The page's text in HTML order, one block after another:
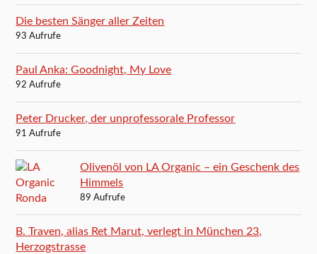
Die besten Sänger aller Zeiten
93 Aufrufe
Paul Anka: Goodnight, My Love
92 Aufrufe
Peter Drucker, der unprofessorale Professor
91 Aufrufe
Olivenöl von LA Organic – ein Geschenk des
Himmels
89 Aufrufe
B. Traven, alias Ret Marut, verlegt in München 23,
Herzogstrasse